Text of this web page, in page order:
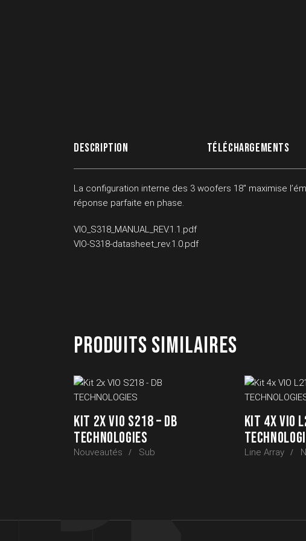
DESCRIPTION TÉLÉCHARGEMENTS
La configuration interne des 3 woofers 18″ maximise
réponse parfaite en phase.
VIO_S318_MANUAL_REV.1.1.pdf
VIO-S318-datasheet_rev.1.0.pdf
PRODUITS SIMILAIRES
KIT 2X VIO S218 – DB
TECHNOLOGIES
Nouveautés Sub
KIT 4X VIO
Line Array